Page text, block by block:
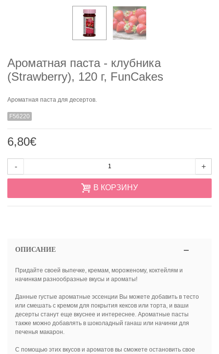
Ароматная паста - клубника
(Strawberry), 120 г, FunCakes
Ароматная паста для десертов.
F56220
6,80€
- +
В КОРЗИНУ
ОПИСАНИЕ
Придайте своей выпечке, кремам, мороженому, коктейлям и
начинкам разнообразные вкусы и ароматы!
Данные густые ароматные эссенции Вы можете добавить в тесто
или смешать с кремом для покрытия кексов или торта, и ваши
десерты станут еще вкуснее и интереснее. Ароматные пасты
также можно добавлять в шоколадный ганаш или начинки для
печенья макарон.
С помощью этих вкусов и ароматов вы сможете остановить свое